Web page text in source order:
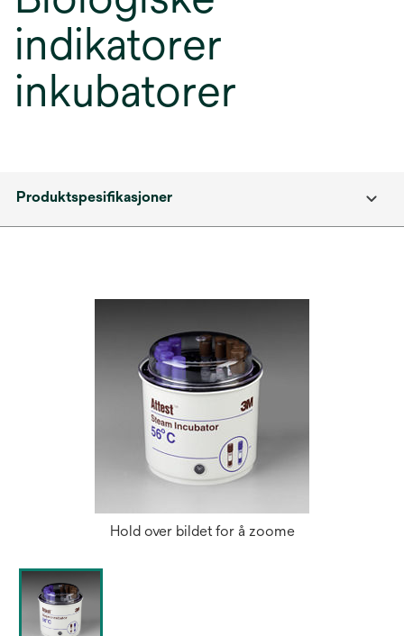
indikatorer
inkubatorer
Produktspesifikasjoner
Hold over bildet for å zoome